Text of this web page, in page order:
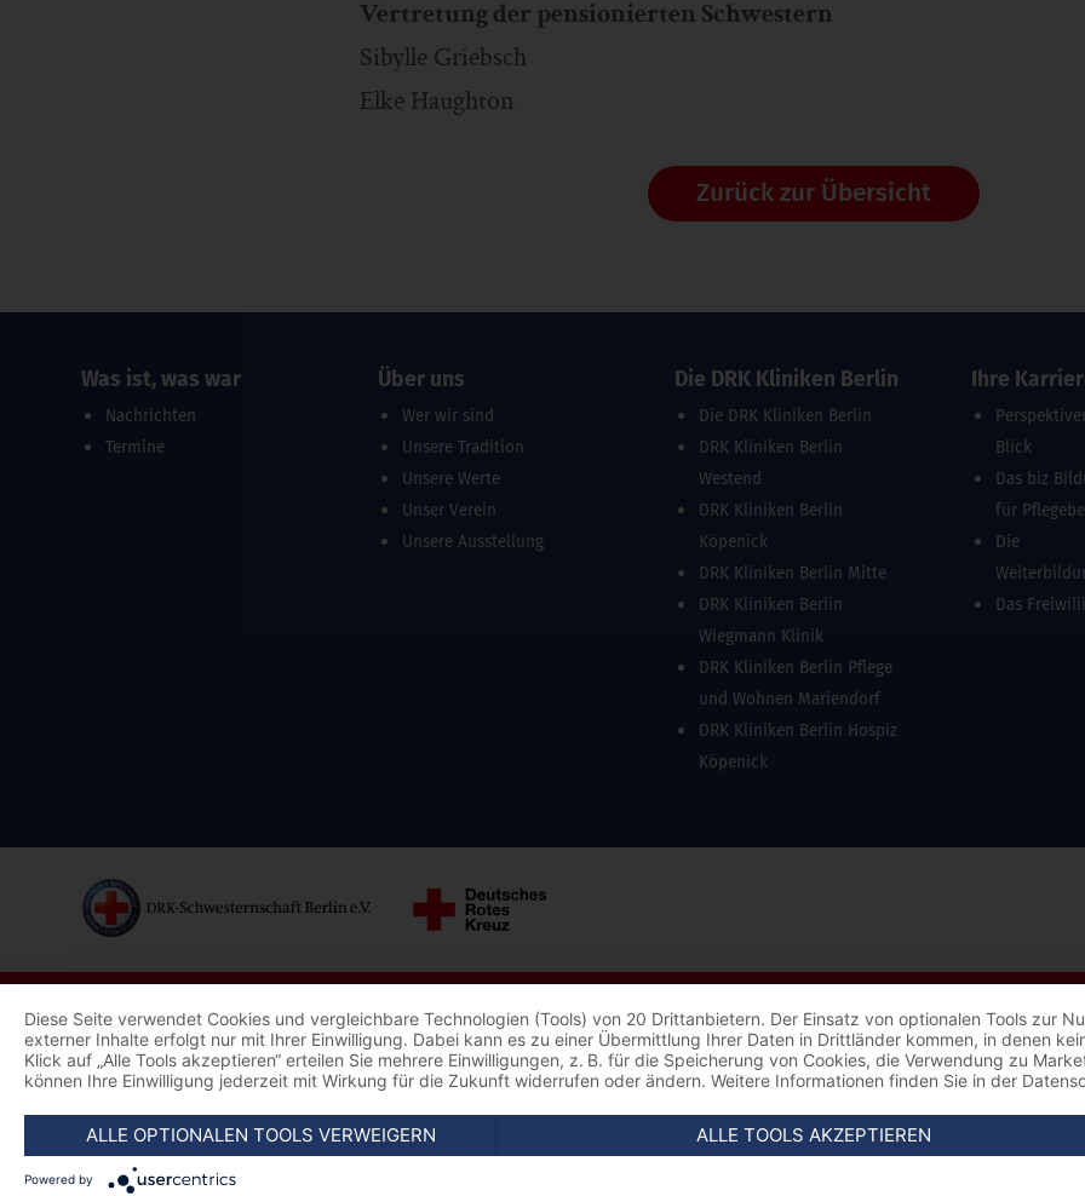
Vertretung der pensionierten Schwestern
Sibylle Griebsch
Elke Haughton
Zurück zur Übersicht
Was ist, was war
Nachrichten
Termine
Über uns
Wer wir sind
Unsere Tradition
Unsere Werte
Unser Verein
Unsere Ausstellung
Die DRK Kliniken Berlin
Die DRK Kliniken Berlin
DRK Kliniken Berlin
Westend
DRK Kliniken Berlin
Köpenick
DRK Kliniken Berlin Mitte
DRK Kliniken Berlin
Wiegmann Klinik
DRK Kliniken Berlin Pflege
und Wohnen Mariendorf
DRK Kliniken Berlin Hospiz
Köpenick
Ihre
Blick
Das biz
für
Die
Das
Diese Seite verwendet Cookies und vergleichbare Technologien (Tools) von 20 Drittanbietern. Der Einsatz von optionalen Tools zur
externer Inhalte erfolgt nur mit Ihrer Einwilligung. Dabei kann es zu einer Übermittlung Ihrer Daten in Drittländer kommen, in denen
Klick auf „Alle Tools akzeptieren“ erteilen Sie mehrere Einwilligungen, z. B. für die Speicherung von Cookies, die Verwendung zu
können Ihre Einwilligung jederzeit mit Wirkung für die Zukunft widerrufen oder ändern. Weitere Informationen finden Sie in der
ALLE OPTIONALEN TOOLS VERWEIGERN ALLE TOOLS AKZEPTIEREN
Powered by